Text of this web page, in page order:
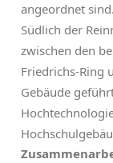
angeordnet sind.
Südlich der
zwischen den
Friedrichs-Ring
Gebäude